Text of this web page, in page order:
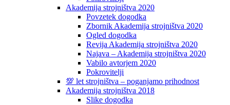
Akademija strojništva 2020
Povzetek dogodka
Zbornik Akademija strojništva 2020
Ogled dogodka
Revija Akademija strojništva 2020
Najava – Akademija strojništva 2020
Vabilo avtorjem 2020
Pokrovitelji
💯 let strojništva – poganjamo prihodnost
Akademija strojništva 2018
Slike dogodka